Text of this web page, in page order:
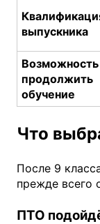
выпускника
Возможность
продолжить
обучение
Что
После 9
прежде всего
ПТО